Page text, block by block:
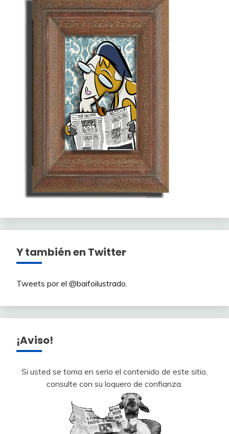
Y también en Twitter
Tweets por el @baifoilustrado.
¡Aviso!
Si usted se toma en serio el contenido de este sitio,
consulte con su loquero de confianza.